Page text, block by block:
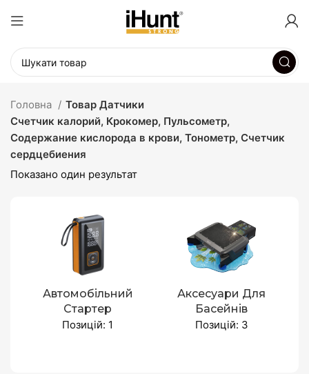
Головна
Товар Датчики
Счетчик калорий, Крокомер, Пульсометр,
Содержание кислорода в крови, Тонометр, Счетчик
сердцебиения
Показано один результат
Автомобільний
Стартер
Позицій: 1
Аксесуари Для
Басейнів
Позицій: 3